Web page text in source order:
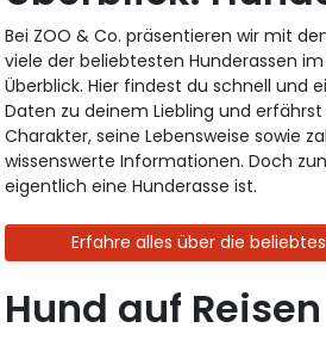
Bei ZOO & Co. präsentieren wir mit
viele der beliebtesten Hunderassen
Überblick. Hier findest du schnell und
Daten zu deinem Liebling und
Charakter, seine Lebensweise sowie
wissenswerte Informationen. Doch
eigentlich eine Hunderasse ist.
Erfahre alles über die
Hund auf Reisen